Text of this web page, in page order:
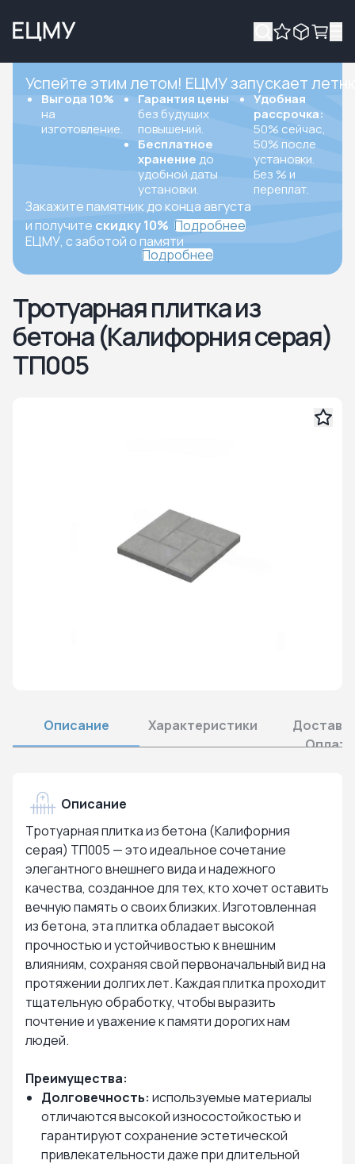
Успейте этим летом! ЕЦМУ запускает
Выгода 10%
на
изготовление.
Гарантия цены
без будущих
повышений.
Бесплатное
хранение до
удобной даты
установки.
Удобная
рассрочка:
50% сейчас,
50% после
установки.
Без % и
переплат.
Закажите памятник до конца августа
и получите скидку 10% Подробнее
ЕЦМУ, с заботой о памяти
Подробнее
Тротуарная плитка из
бетона (Калифорния серая)
ТП005
Описание Характеристики
Оплата
Описание
Тротуарная плитка из бетона (Калифорния
серая) ТП005 — это идеальное сочетание
элегантного внешнего вида и надежного
качества, созданное для тех, кто хочет оставить
вечную память о своих близких. Изготовленная
из бетона, эта плитка обладает высокой
прочностью и устойчивостью к внешним
влияниям, сохраняя свой первоначальный вид на
протяжении долгих лет. Каждая плитка проходит
тщательную обработку, чтобы выразить
почтение и уважение к памяти дорогих нам
людей.
Преимущества:
Долговечность: используемые материалы
отличаются высокой износостойкостью и
гарантируют сохранение эстетической
привлекательности даже при длительной